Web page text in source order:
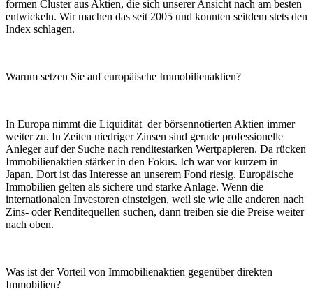
formen Cluster aus Aktien, die sich unserer Ansicht nach am besten
entwickeln. Wir machen das seit 2005 und konnten seitdem stets den
Index schlagen.
Warum setzen Sie auf europäische Immobilienaktien?
In Europa nimmt die Liquidität der börsennotierten Aktien immer
weiter zu. In Zeiten niedriger Zinsen sind gerade professionelle
Anleger auf der Suche nach renditestarken Wertpapieren. Da rücken
Immobilienaktien stärker in den Fokus. Ich war vor kurzem in
Japan. Dort ist das Interesse an unserem Fond riesig. Europäische
Immobilien gelten als sichere und starke Anlage. Wenn die
internationalen Investoren einsteigen, weil sie wie alle anderen nach
Zins- oder Renditequellen suchen, dann treiben sie die Preise weiter
nach oben.
Was ist der Vorteil von Immobilienaktien gegenüber direkten
Immobilien?